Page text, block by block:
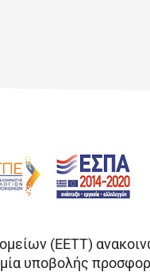
(ΕΕΤΤ)
υποβολής